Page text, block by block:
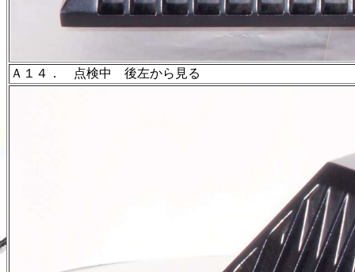
Ａ１４． 点検中 後左から見る